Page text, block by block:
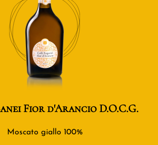
Fior d'Arancio D.O.C.G.
Moscato giallo 100%